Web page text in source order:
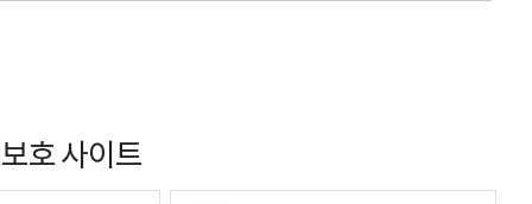
호 사이트